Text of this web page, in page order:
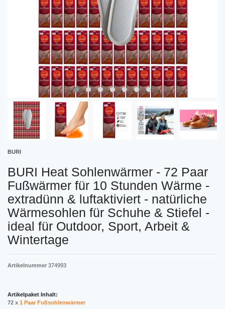
BURI
BURI Heat Sohlenwärmer - 72 Paar
Fußwärmer für 10 Stunden Wärme -
extradünn & luftaktiviert - natürliche
Wärmesohlen für Schuhe & Stiefel -
ideal für Outdoor, Sport, Arbeit &
Wintertage
Artikelnummer 374993
Artikelpaket Inhalt:
72 x 1 Paar Fußsohlenwärmer